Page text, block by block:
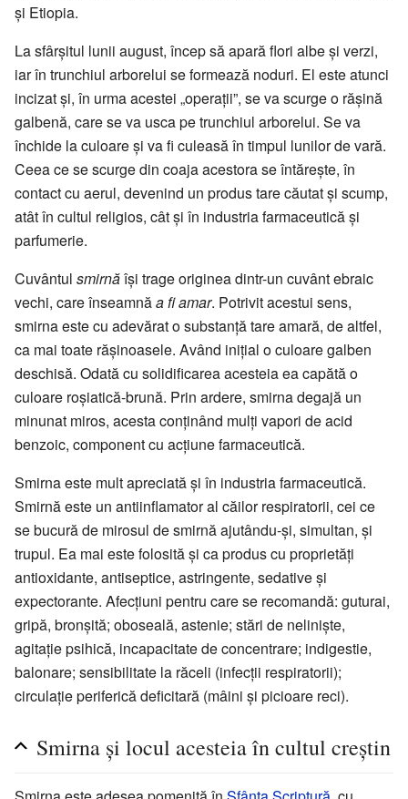
și Etiopia.
La sfârșitul lunii august, încep să apară flori albe și verzi,
iar în trunchiul arborelui se formează noduri. El este atunci
incizat și, în urma acestei „operații”, se va scurge o rășină
galbenă, care se va usca pe trunchiul arborelui. Se va
închide la culoare și va fi culeasă în timpul lunilor de vară.
Ceea ce se scurge din coaja acestora se întărește, în
contact cu aerul, devenind un produs tare căutat și scump,
atât în cultul religios, cât și în industria farmaceutică și
parfumerie.
Cuvântul smirnăîși trage originea dintr-un cuvânt ebraic
vechi, care înseamnăa fi amar. Potrivit acestui sens,
smirna este cu adevărat o substanță tare amară, de altfel,
ca mai toate rășinoasele. Având inițial o culoare galben
deschisă. Odată cu solidificarea acesteia ea capătă o
culoare roșiatică-brună. Prin ardere, smirna degajă un
minunat miros, acesta conținând mulți vapori de acid
benzoic, component cu acțiune farmaceutică.
Smirna este mult apreciată și în industria farmaceutică.
Smirnă este un antiinflamator al căilor respiratorii, cei ce
se bucură de mirosul de smirnă ajutându-și, simultan, și
trupul. Ea mai este folosită și ca produs cu proprietăți
antioxidante, antiseptice, astringente, sedative și
expectorante. Afecțiuni pentru care se recomandă: guturai,
gripă, bronșită; oboseală, astenie; stări de neliniște,
agitație psihică, incapacitate de concentrare; indigestie,
balonare; sensibilitate la răceli (infecții respiratorii);
circulație periferică deficitară (mâini și picioare reci).
Smirna și locul acesteia în cultul creștin